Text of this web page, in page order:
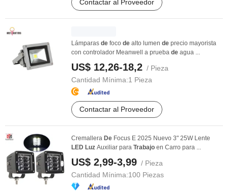
Contactar al Proveedor
Lámparas de foco de alto lumen de precio mayorista
con controlador Meanwell a prueba de agua ...
US$ 12,26-18,2 / Pieza
Cantidad Mínima:1 Pieza
Contactar al Proveedor
Cremallera De Focus E 2025 Nuevo 3" 25W Lente
LED Luz Auxiliar para Trabajo en Carro para ...
US$ 2,99-3,99 / Pieza
Cantidad Mínima:100 Piezas